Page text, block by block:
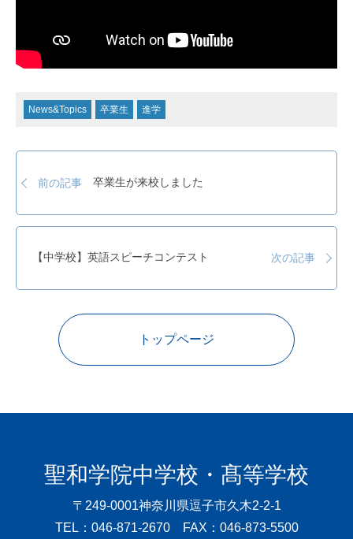
News&Topics 卒業生 進学
前の記事 卒業生が来校しました
【中学校】英語スピーチコンテスト 次の記事
トップページ
聖和学院中学校・髙等学校
〒249-0001神奈川県逗子市久木2-2-1
TEL：046-871-2670 FAX：046-873-5500